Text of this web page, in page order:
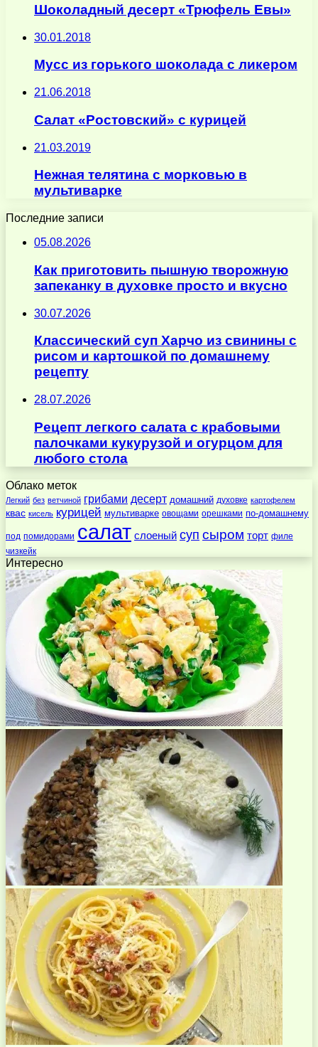
Шоколадный десерт «Трюфель Евы»
30.01.2018
Мусс из горького шоколада с ликером
21.06.2018
Салат «Ростовский» с курицей
21.03.2019
Нежная телятина с морковью в
мультиварке
Последние записи
05.08.2026
Как приготовить пышную творожную
запеканку в духовке просто и вкусно
30.07.2026
Классический суп Харчо из свинины с
рисом и картошкой по домашнему
рецепту
28.07.2026
Рецепт легкого салата с крабовыми
палочками кукурузой и огурцом для
любого стола
Облако меток
Легкий без ветчиной грибами десерт домашний духовке картофелем
квас кисель курицей мультиварке овощами орешками по-домашнему
под помидорами салат слоеный суп сыром торт филе
чизкейк
Интересно